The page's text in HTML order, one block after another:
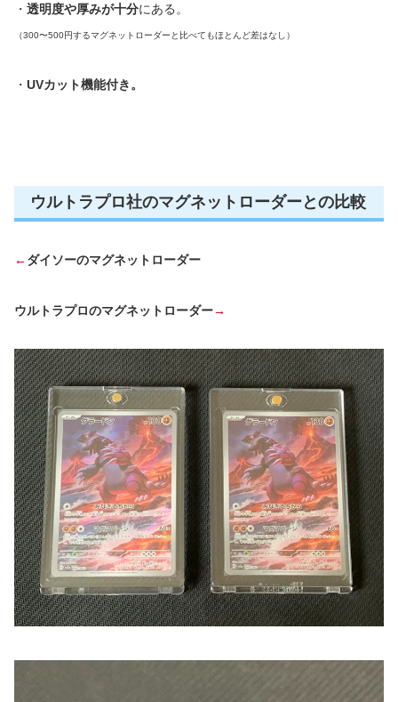
・ 透明度や厚みが十分にある。
（300〜500円するマグネットローダーと比べてもほとんど差はなし）
・ UVカット機能付き。
ウルトラプロ社のマグネットローダーとの比較
←ダイソーのマグネットローダー
ウルトラプロのマグネットローダー→